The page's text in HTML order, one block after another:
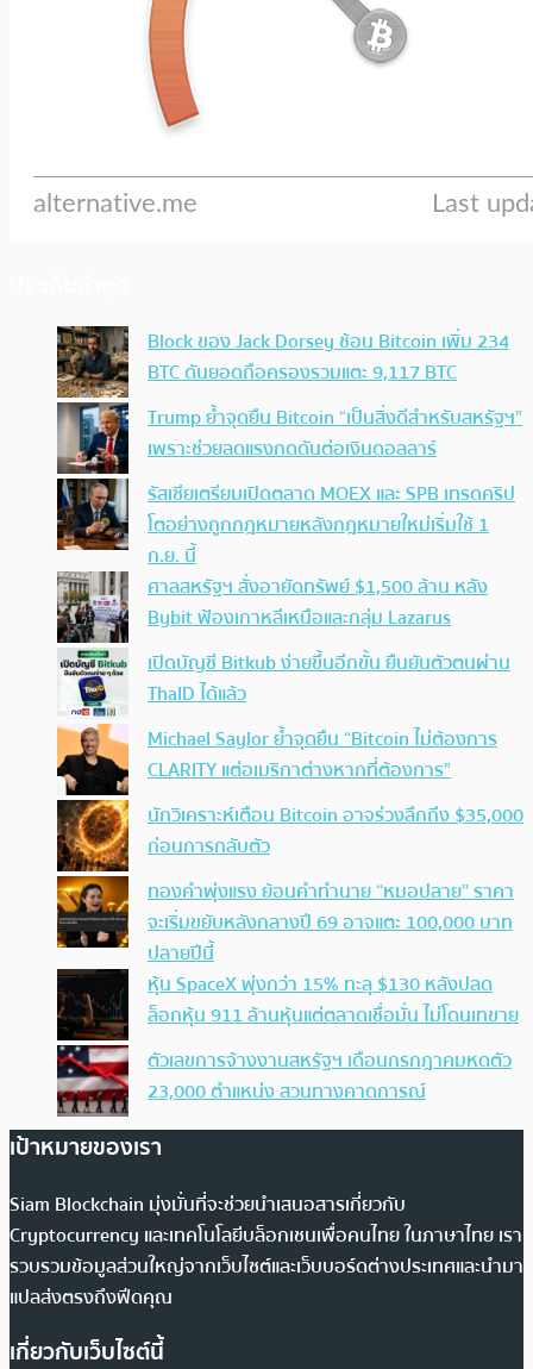
Block ของ Jack Dorsey ช้อน Bitcoin เพิ่ม 234
BTC ดันยอดถือครองรวมแตะ 9,117 BTC
Trump ย้ำจุดยืน Bitcoin “เป็นสิ่งดีสำหรับสหรัฐฯ”
เพราะช่วยลดแรงกดดันต่อเงินดอลลาร์
รัสเซียเตรียมเปิดตลาด MOEX และ SPB เทรดคริป
โตอย่างถูกกฎหมายหลังกฎหมายใหม่เริ่มใช้ 1
ก.ย. นี้
ศาลสหรัฐฯ สั่งอายัดทรัพย์ $1,500 ล้าน หลัง
Bybit ฟ้องเกาหลีเหนือและกลุ่ม Lazarus
เปิดบัญชี Bitkub ง่ายขึ้นอีกขั้น ยืนยันตัวตนผ่าน
ThaID ได้แล้ว
Michael Saylor ย้ำจุดยืน “Bitcoin ไม่ต้องการ
CLARITY แต่อเมริกาต่างหากที่ต้องการ”
นักวิเคราะห์เตือน Bitcoin อาจร่วงลึกถึง $35,000
ก่อนการกลับตัว
ทองคำพุ่งแรง ย้อนคำทำนาย “หมอปลาย” ราคา
จะเริ่มขยับหลังกลางปี 69 อาจแตะ 100,000 บาท
ปลายปีนี้
หุ้น SpaceX พุ่งกว่า 15% ทะลุ $130 หลังปลด
ล็อกหุ้น 911 ล้านหุ้นแต่ตลาดเชื่อมั่น ไม่โดนเทขาย
ตัวเลขการจ้างงานสหรัฐฯ เดือนกรกฎาคมหดตัว
23,000 ตำแหน่ง สวนทางคาดการณ์
เป้าหมายของเรา
Siam Blockchain มุ่งมั่นที่จะช่วยนำเสนอสารเกี่ยวกับ
Cryptocurrency และเทคโนโลยีบล็อกเชนเพื่อคนไทย ในภาษาไทย เรา
รวบรวมข้อมูลส่วนใหญ่จากเว็บไซต์และเว็บบอร์ดต่างประเทศและนำมา
แปลส่งตรงถึงฟีดคุณ
เกี่ยวกับเว็บไซต์นี้